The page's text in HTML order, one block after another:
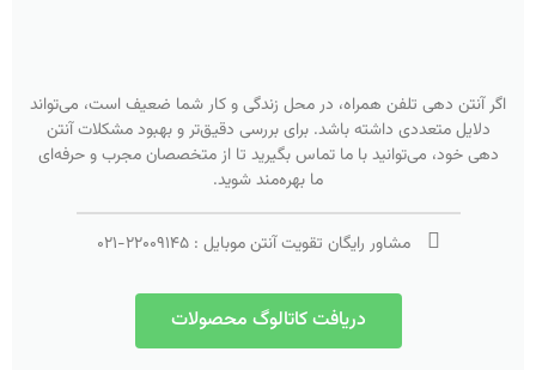
اگر آنتن دهی تلفن همراه، در محل زندگی و کار شما ضعیف است، می‌تواند
دلایل متعددی داشته باشد. برای بررسی دقیق‌تر و بهبود مشکلات آنتن
دهی خود، می‌توانید با ما تماس بگیرید تا از متخصصان مجرب و حرفه‌ای
ما بهره‌مند شوید.
مشاور رایگان تقویت آنتن موبایل :۲۲۰۰۹۱۴۵-۰۲۱
دریافت کاتالوگ محصولات